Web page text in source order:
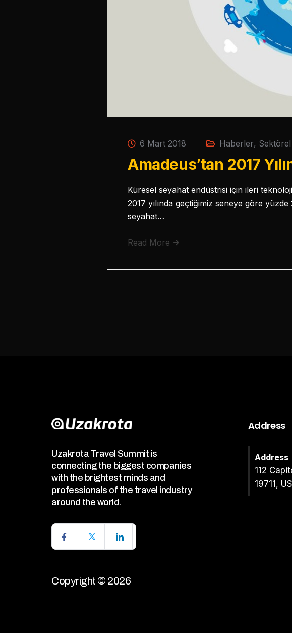
6 Mart 2018 Haberler, Sektörel
Amadeus’tan 2017
Küresel seyahat endüstrisi için ileri
2017 yılında geçtiğimiz seneye göre
seyahat…
Read More
Uzakrota Travel Summit is
connecting the biggest companies
with the brightest minds and
professionals of the travel industry
around the world.
Copyright © 2026
Address
Address
112
19711, US